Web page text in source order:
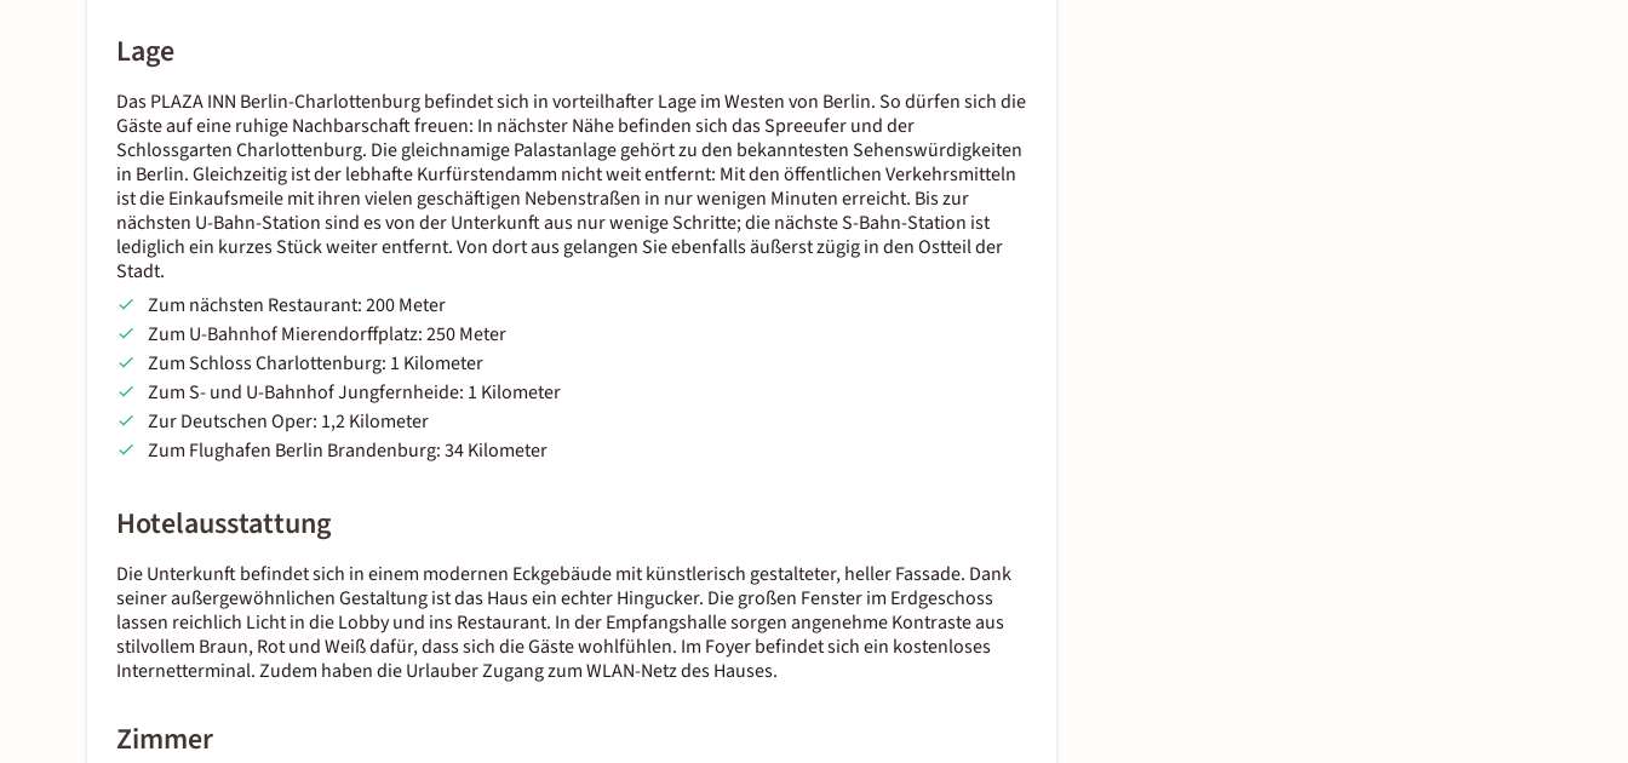
Lage
DasPLAZA INN Berlin-Charlottenburgbefindet sich in vorteilhafter Lage im Westen von Berlin. So dürfen sich die
Gäste auf eine ruhige Nachbarschaft freuen: In nächster Nähe befinden sich das Spreeufer und der
Schlossgarten Charlottenburg. Die gleichnamige Palastanlage gehört zu den bekanntesten Sehenswürdigkeiten
in Berlin. Gleichzeitig ist der lebhafte Kurfürstendamm nicht weit entfernt: Mit den öffentlichen Verkehrsmitteln
ist die Einkaufsmeile mit ihren vielen geschäftigen Nebenstraßen in nur wenigen Minuten erreicht. Bis zur
nächsten U-Bahn-Station sind es von der Unterkunft aus nur wenige Schritte; die nächste S-Bahn-Station ist
lediglich ein kurzes Stück weiter entfernt. Von dort aus gelangen Sie ebenfalls äußerst zügig in den Ostteil der
Stadt.
Zum nächsten Restaurant: 200 Meter
Zum U-Bahnhof Mierendorffplatz: 250 Meter
Zum Schloss Charlottenburg: 1 Kilometer
Zum S- und U-Bahnhof Jungfernheide: 1 Kilometer
Zur Deutschen Oper: 1,2 Kilometer
Zum Flughafen Berlin Brandenburg: 34 Kilometer
Hotelausstattung
Die Unterkunft befindet sich in einem modernen Eckgebäude mit künstlerisch gestalteter, heller Fassade. Dank
seiner außergewöhnlichen Gestaltung ist das Haus ein echter Hingucker. Die großen Fenster im Erdgeschoss
lassen reichlich Licht in die Lobby und ins Restaurant. In der Empfangshalle sorgen angenehme Kontraste aus
stilvollem Braun, Rot und Weiß dafür, dass sich die Gäste wohlfühlen. Im Foyer befindet sich ein kostenloses
Internetterminal. Zudem haben die Urlauber Zugang zum WLAN-Netz des Hauses.
Zimmer